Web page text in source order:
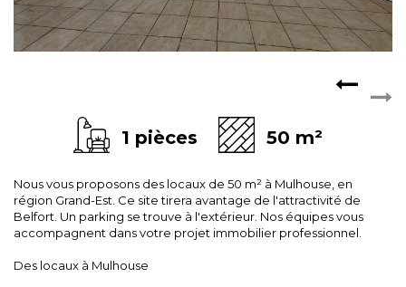
1 pièces 50 m²
Nous vous proposons des locaux de 50 m² à Mulhouse, en
région Grand-Est. Ce site tirera avantage de l'attractivité de
Belfort. Un parking se trouve à l'extérieur. Nos équipes vous
accompagnent dans votre projet immobilier professionnel.
Des locaux à Mulhouse